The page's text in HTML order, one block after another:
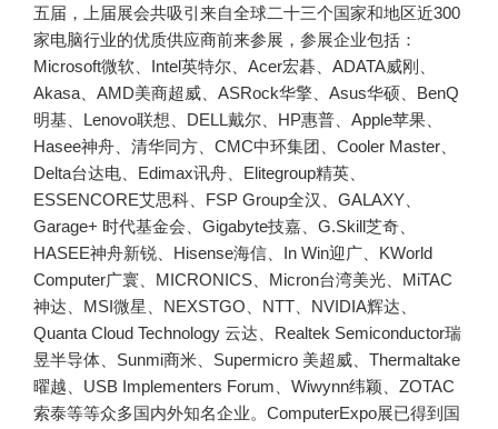
五届，上届展会共吸引来自全球二十三个国家和地区近300
家电脑行业的优质供应商前来参展，参展企业包括：
Microsoft微软、Intel英特尔、Acer宏碁、ADATA威刚、
Akasa、AMD美商超威、ASRock华擎、Asus华硕、BenQ
明基、Lenovo联想、DELL戴尔、HP惠普、Apple苹果、
Hasee神舟、清华同方、CMC中环集团、Cooler Master、
Delta台达电、Edimax讯舟、Elitegroup精英、
ESSENCORE艾思科、FSP Group全汉、GALAXY、
Garage+ 时代基金会、Gigabyte技嘉、G.Skill芝奇、
HASEE神舟新锐、Hisense海信、In Win迎广、KWorld
Computer广寰、MICRONICS、Micron台湾美光、MiTAC
神达、MSI微星、NEXSTGO、NTT、NVIDIA辉达、
Quanta Cloud Technology 云达、Realtek Semiconductor瑞
昱半导体、Sunmi商米、Supermicro 美超威、Thermaltake
曜越、USB Implementers Forum、Wiwynn纬颖、ZOTAC
索泰等等众多国内外知名企业。ComputerExpo展已得到国